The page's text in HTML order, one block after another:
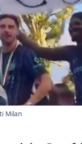
Milan